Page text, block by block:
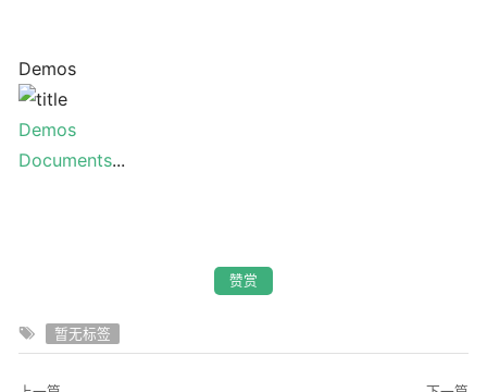
Demos
Demos
Documents...
赞赏
暂无标签